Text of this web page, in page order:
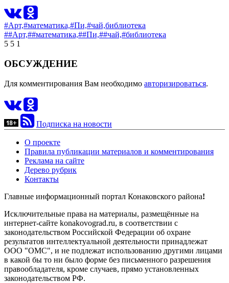
#Арт,#математика,#Пи,#чай,библиотека
##Арт,##математика,##Пи,##чай,#библиотека
5 5 1
ОБСУЖДЕНИЕ
Для комментирования Вам необходимо авторизироваться.
Подписка на новости
О проекте
Правила публикации материалов и комментирования
Реклама на сайте
Дерево рубрик
Контакты
Главные информационный портал Конаковского района!
Исключительные права на материалы, размещённые на
интернет-сайте konakovograd.ru, в соответствии с
законодательством Российской Федерации об охране
результатов интеллектуальной деятельности принадлежат
ООО "ОМС", и не подлежат использованию другими лицами
в какой бы то ни было форме без письменного разрешения
правообладателя, кроме случаев, прямо установленных
законодательством РФ.